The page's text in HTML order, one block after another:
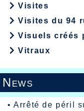
Visites
Visites du 94
Visuels créés
Vitraux
News
•Arrêté de péril